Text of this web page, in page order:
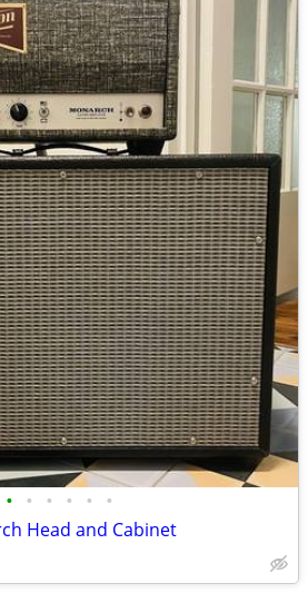
• • • • • •
Head and Cabinet